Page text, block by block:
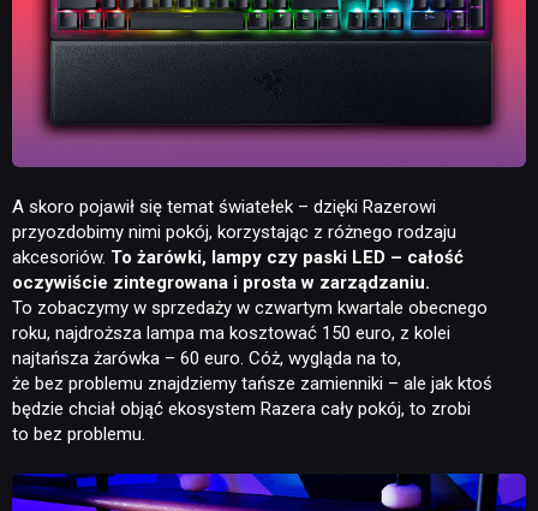
A skoro pojawił się temat światełek – dzięki Razerowi
przyozdobimy nimi pokój, korzystając z różnego rodzaju
akcesoriów. To żarówki, lampy czy paski LED – całość
oczywiście zintegrowana i prosta w zarządzaniu.
To zobaczymy w sprzedaży w czwartym kwartale obecnego
roku, najdroższa lampa ma kosztować 150 euro, z kolei
najtańsza żarówka – 60 euro. Cóż, wygląda na to,
że bez problemu znajdziemy tańsze zamienniki – ale jak ktoś
będzie chciał objąć ekosystem Razera cały pokój, to zrobi
to bez problemu.